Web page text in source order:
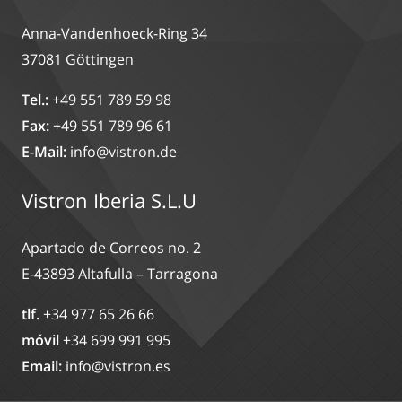
Anna-Vandenhoeck-Ring 34
37081 Göttingen
Tel.:+49 551 789 59 98
Fax:+49 551 789 96 61
E-Mail: info@vistron.de
Vistron Iberia S.L.U
Apartado de Correos no. 2
E-43893 Altafulla – Tarragona
tlf.+34 977 65 26 66
móvil+34 699 991 995
Email: info@vistron.es